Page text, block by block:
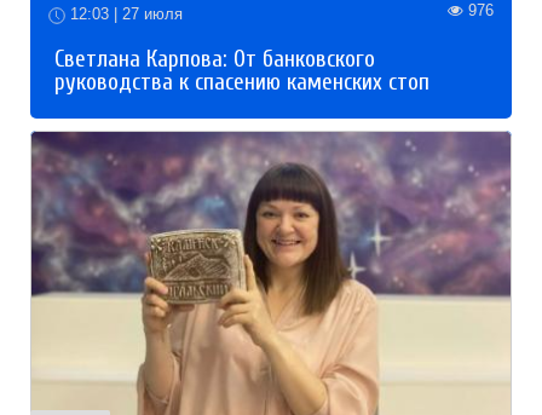
12:03 | 27 июля 976
Светлана Карпова: От банковского
руководства к спасению каменских стоп